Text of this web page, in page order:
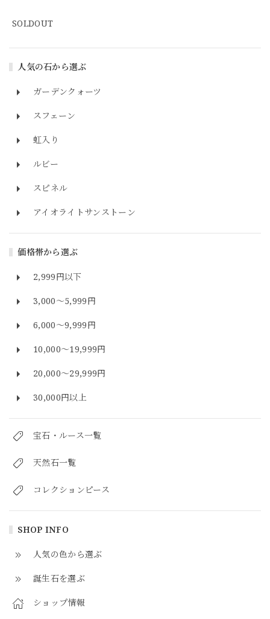
SOLDOUT
人気の石から選ぶ
ガーデンクォーツ
スフェーン
虹入り
ルビー
スピネル
アイオライトサンストーン
価格帯から選ぶ
2,999円以下
3,000～5,999円
6,000～9,999円
10,000～19,999円
20,000～29,999円
30,000円以上
宝石・ルース一覧
天然石一覧
コレクションピース
SHOP INFO
人気の色から選ぶ
誕生石を選ぶ
ショップ情報